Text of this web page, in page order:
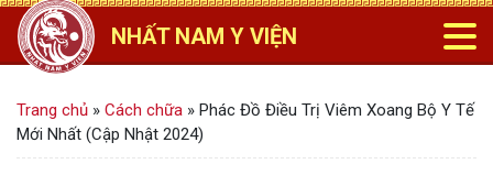
NHẤT NAM Y VIỆN
Trang chủ » Cách chữa » Phác Đồ Điều Trị Viêm Xoang Bộ Y Tế
Mới Nhất (Cập Nhật 2024)